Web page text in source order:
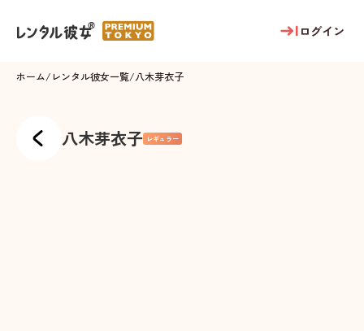
ログイン
ホーム/レンタル彼女一覧/八木芽衣子
八木芽衣子 レギュラー